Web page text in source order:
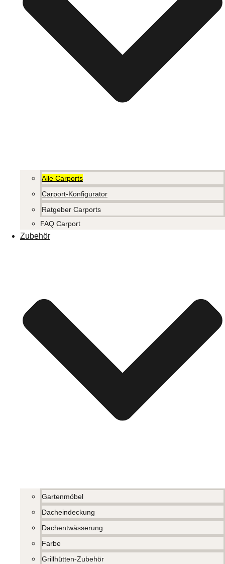
Alle Carports
Carport-Konfigurator
Ratgeber Carports
FAQ Carport
Zubehör
Gartenmöbel
Dacheindeckung
Dachentwässerung
Farbe
Grillhütten-Zubehör